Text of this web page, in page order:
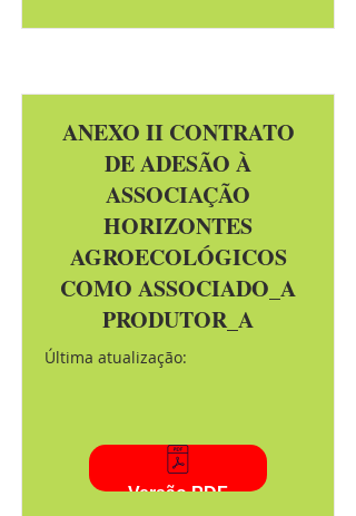
ANEXO II CONTRATO
DE ADESÃO À
ASSOCIAÇÃO
HORIZONTES
AGROECOLÓGICOS
COMO ASSOCIADO_A
PRODUTOR_A
Última atualização:
Versão PDF